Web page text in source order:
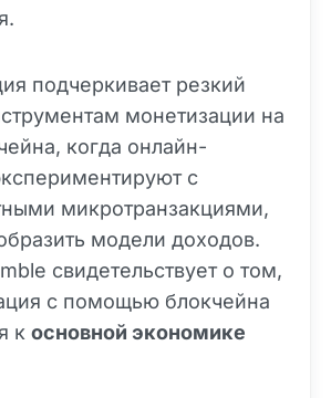
подчеркивает резкий
монетизации на
когда онлайн-
с
микротранзакциями,
модели доходов.
свидетельствует о том,
с помощью блокчейна
к основной экономике